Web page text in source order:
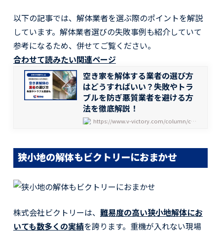
以下の記事では、解体業者を選ぶ際のポイントを解説
しています。解体業者選びの失敗事例も紹介していて
参考になるため、併せてご覧ください。
合わせて読みたい関連ページ
空き家を解体する業者の選び方
はどうすればいい？失敗やトラ
ブルを防ぎ悪質業者を避ける方
法を徹底解説！
https://www.v-victory.com/column/column-3251/
狭小地の解体もビクトリーにおまかせ
株式会社ビクトリーは、 難易度の高い狭小地解体にお
いても数多くの実績を誇ります。重機が入れない現場